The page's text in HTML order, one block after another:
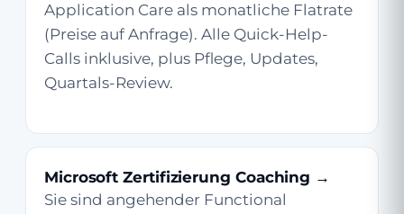
Application Care als monatliche Flatrate
(Preise auf Anfrage). Alle Quick-Help-
Calls inklusive, plus Pflege, Updates,
Quartals-Review.
Microsoft Zertifizierung Coaching →
Sie sind angehender Functional